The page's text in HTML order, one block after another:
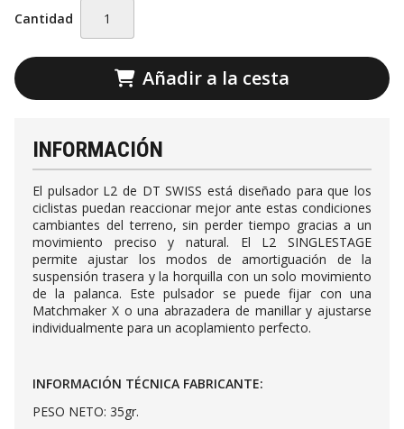
Cantidad
Añadir a la cesta
INFORMACIÓN
El pulsador L2 de DT SWISS está diseñado para que los
ciclistas puedan reaccionar mejor ante estas condiciones
cambiantes del terreno, sin perder tiempo gracias a un
movimiento preciso y natural. El L2 SINGLESTAGE
permite ajustar los modos de amortiguación de la
suspensión trasera y la horquilla con un solo movimiento
de la palanca. Este pulsador se puede fijar con una
Matchmaker X o una abrazadera de manillar y ajustarse
individualmente para un acoplamiento perfecto.
INFORMACIÓN TÉCNICA FABRICANTE:
PESO NETO: 35gr.